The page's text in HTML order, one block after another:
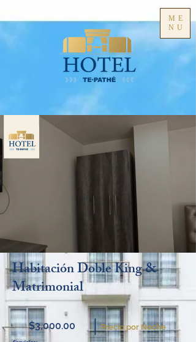
ME
NU
Habitación Doble King &
Matrimonial
$3,000.00 Precio por Noche